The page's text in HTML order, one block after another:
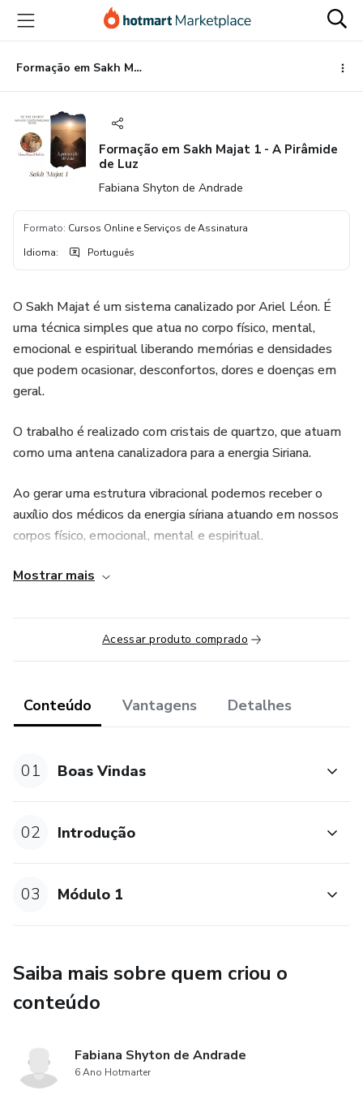
para
conteúdo
principal
para
pagamento
para
rodapé
Formação em Sakh Majat 1 - A Pirâmide de Luz
Formação em Sakh Majat 1 - A Pirâmide
de Luz
Fabiana Shyton de Andrade
Formato: Cursos Online e Serviços de Assinatura
Idioma: Português
O Sakh Majat é um sistema canalizado por Ariel Léon. É
uma técnica simples que atua no corpo físico, mental,
emocional e espiritual liberando memórias e densidades
que podem ocasionar, desconfortos, dores e doenças em
geral.
O trabalho é realizado com cristais de quartzo, que atuam
como uma antena canalizadora para a energia Siriana.
Ao gerar uma estrutura vibracional podemos receber o
auxílio dos médicos da energia síriana atuando em nossos
corpos físico, emocional, mental e espiritual.
Com isso equilibramos o nosso corpo, o que nos permite
O curso trabalha primeiramente a limpeza do nosso tubo
de luz através de 21 dias de auto aplicação, assim como
ambientes, entidades, ativação de água para consumo e
códigos de ativação diversas.
Ao concluir o curso você se torna um praticante e também
Mostrar mais
Acessar produto comprado
Conteúdo Vantagens Detalhes
01 Boas Vindas
02 Introdução
03 Módulo 1
Saiba mais sobre quem criou o
conteúdo
Fabiana Shyton de Andrade
6 Ano Hotmarter